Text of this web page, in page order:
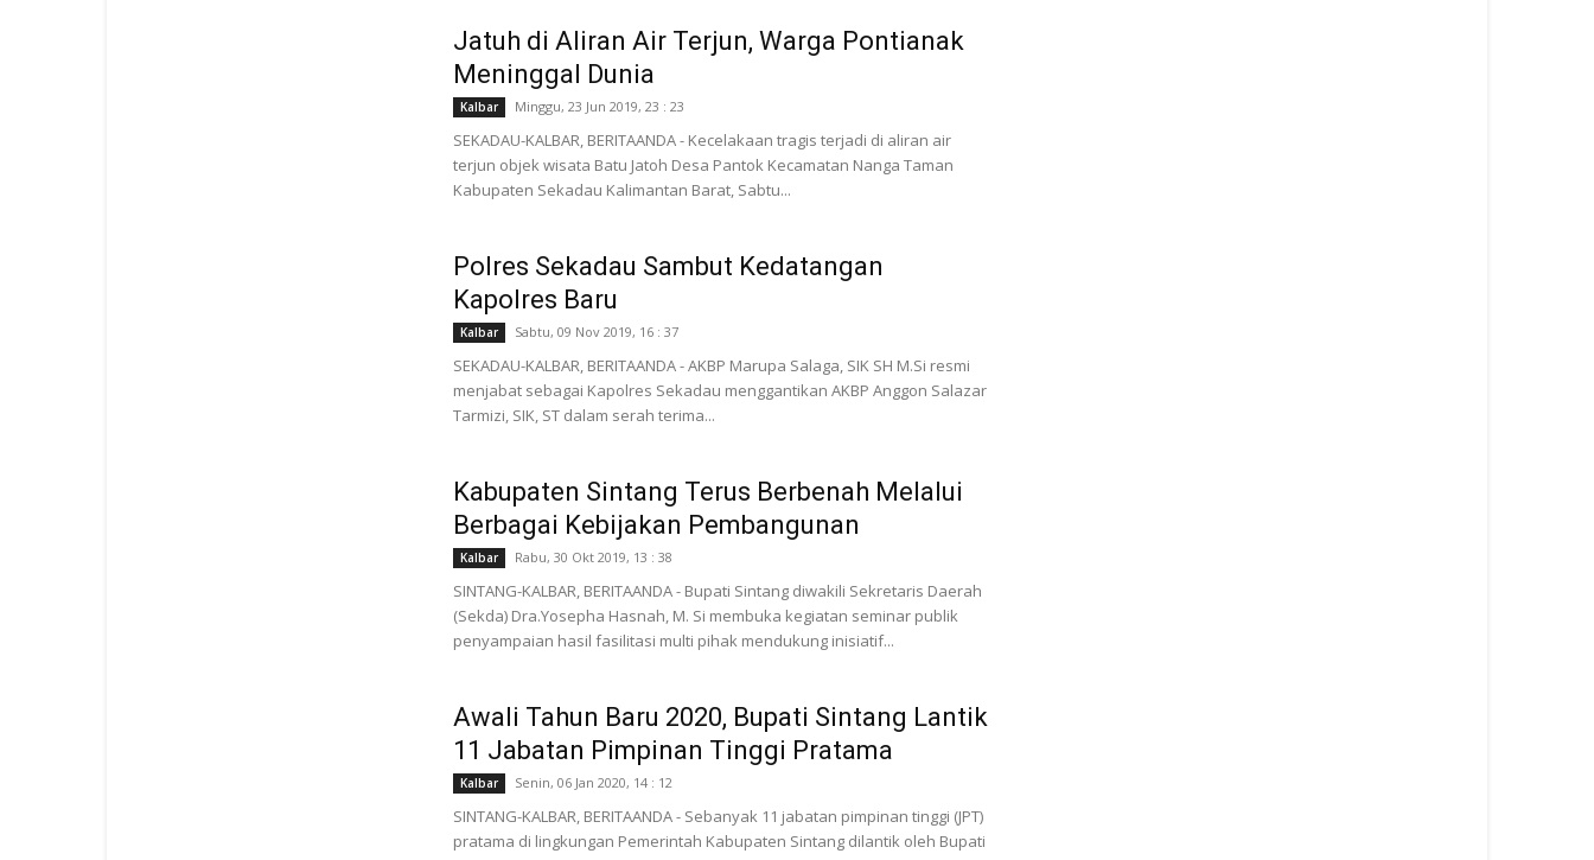
Jatuh di Aliran Air Terjun, Warga Pontianak
Meninggal Dunia
Kalbar Minggu, 23 Jun 2019, 23 : 23
SEKADAU-KALBAR, BERITAANDA - Kecelakaan tragis terjadi di aliran air
terjun objek wisata Batu Jatoh Desa Pantok Kecamatan Nanga Taman
Kabupaten Sekadau Kalimantan Barat, Sabtu...
Polres Sekadau Sambut Kedatangan
Kapolres Baru
Kalbar Sabtu, 09 Nov 2019, 16 : 37
SEKADAU-KALBAR, BERITAANDA - AKBP Marupa Salaga, SIK SH M.Si resmi
menjabat sebagai Kapolres Sekadau menggantikan AKBP Anggon Salazar
Tarmizi, SIK, ST dalam serah terima...
Kabupaten Sintang Terus Berbenah Melalui
Berbagai Kebijakan Pembangunan
Kalbar Rabu, 30 Okt 2019, 13 : 38
SINTANG-KALBAR, BERITAANDA - Bupati Sintang diwakili Sekretaris Daerah
(Sekda) Dra.Yosepha Hasnah, M. Si membuka kegiatan seminar publik
penyampaian hasil fasilitasi multi pihak mendukung inisiatif...
Awali Tahun Baru 2020, Bupati Sintang Lantik
11 Jabatan Pimpinan Tinggi Pratama
Kalbar Senin, 06 Jan 2020, 14 : 12
SINTANG-KALBAR, BERITAANDA - Sebanyak 11 jabatan pimpinan tinggi (JPT)
pratama di lingkungan Pemerintah Kabupaten Sintang dilantik oleh Bupati